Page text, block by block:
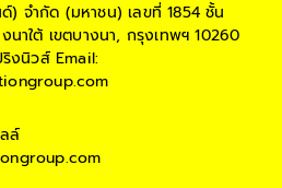
) จำกัด (มหาชน) เลขที่ 1854 ชั้น
นาใต้ เขตบางนา, กรุงเทพฯ 10260
งนิวส์Email:
ล์